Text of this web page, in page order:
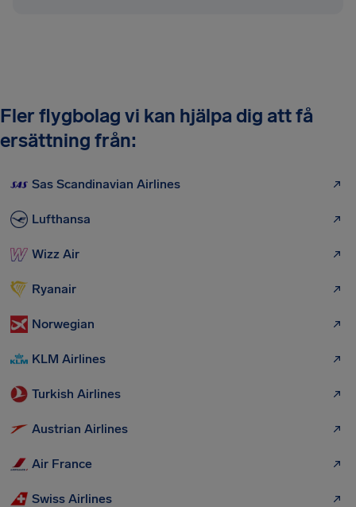
Fler flygbolag vi kan hjälpa dig att få
ersättning från:
Sas Scandinavian Airlines
Lufthansa
Wizz Air
Ryanair
Norwegian
KLM Airlines
Turkish Airlines
Austrian Airlines
Air France
Swiss Airlines